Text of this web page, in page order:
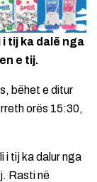
tij ka dalë nga
e tij.
bëhet e ditur
orës 15:30,
i tij ka dalur nga
Rasti në